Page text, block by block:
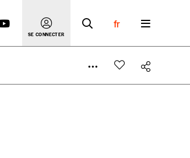
SE CONNECTER
fr